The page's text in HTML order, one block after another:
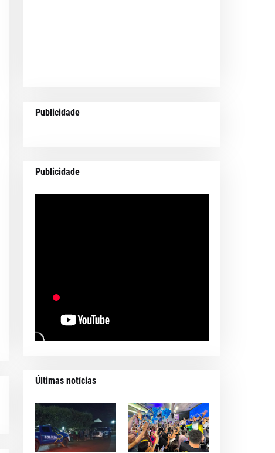
Publicidade
Publicidade
Últimas notícias